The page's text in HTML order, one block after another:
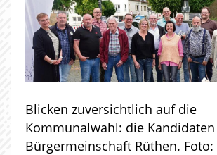
Blicken zuversichtlich auf die
Kommunalwahl: die
Bürgermeinschaft Rüthen. Foto: